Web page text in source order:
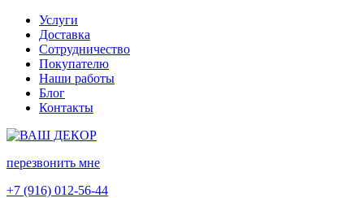
Услуги
Доставка
Сотрудничество
Покупателю
Наши работы
Блог
Контакты
перезвонить мне
+7 (916) 012-56-44